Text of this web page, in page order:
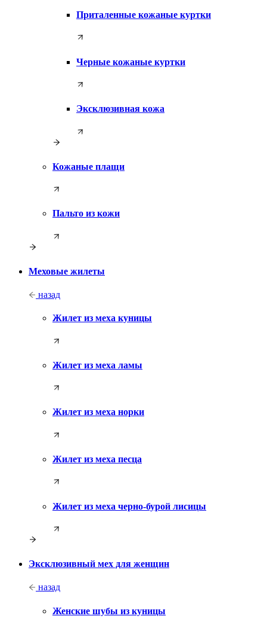
Приталенные кожаные куртки
Черные кожаные куртки
Эксклюзивная кожа
Кожаные плащи
Пальто из кожи
Меховые жилеты
назад
Жилет из меха куницы
Жилет из меха ламы
Жилет из меха норки
Жилет из меха песца
Жилет из меха черно-бурой лисицы
Эксклюзивный мех для женщин
назад
Женские шубы из куницы